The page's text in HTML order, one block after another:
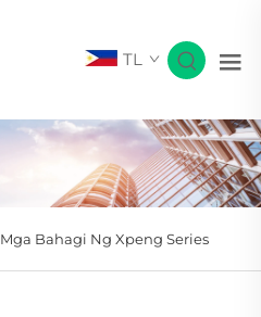
TL
Mga Bahagi Ng Xpeng Series